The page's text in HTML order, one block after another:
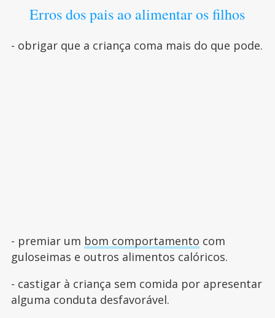
Erros dos pais ao alimentar os filhos
- obrigar que a criança coma mais do que pode.
- premiar um bom comportamento com
guloseimas e outros alimentos calóricos.
- castigar à criança sem comida por apresentar
alguma conduta desfavorável.